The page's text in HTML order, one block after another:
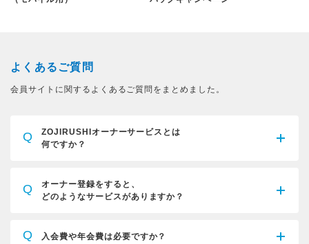
よくあるご質問
会員サイトに関するよくあるご質問をまとめました。
Q
ZOJIRUSHIオーナーサービスとは
何ですか？
Q
オーナー登録をすると、
どのようなサービスがありますか？
Q 入会費や年会費は必要ですか？